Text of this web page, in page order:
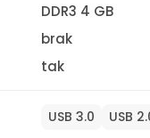
DDR3 4 GB
brak
tak
USB 3.0 USB